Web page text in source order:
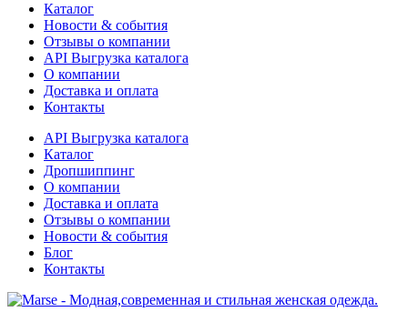
Каталог
Новости & события
Отзывы о компании
API Выгрузка каталога
О компании
Доставка и оплата
Контакты
API Выгрузка каталога
Каталог
Дропшиппинг
О компании
Доставка и оплата
Отзывы о компании
Новости & события
Блог
Контакты